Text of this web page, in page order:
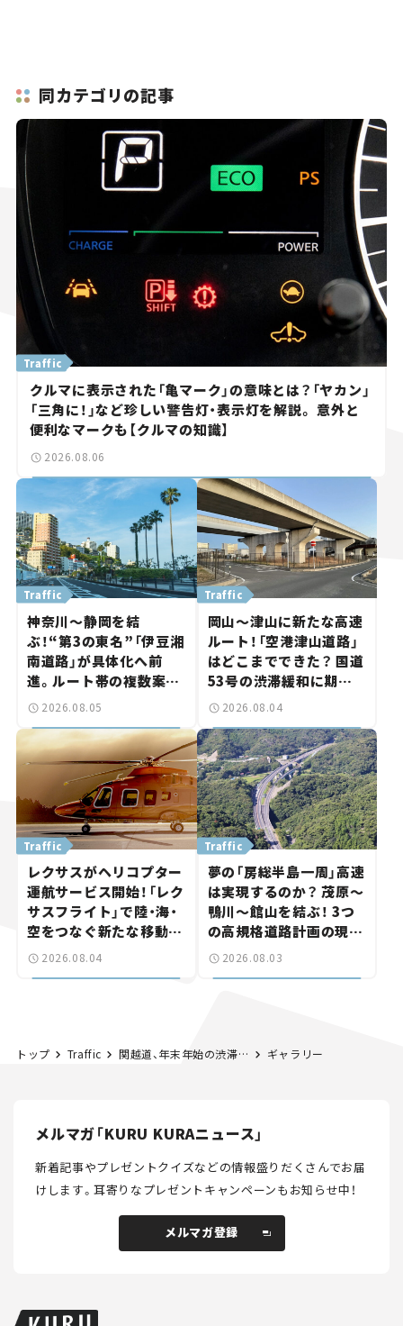
同カテゴリの記事
クルマに表示された「亀マーク」の意味とは？「ヤカン」
「三角に！」など珍しい警告灯・表示灯を解説。 意外と
便利なマークも【クルマの知識】
Traffic
2026.08.06
神奈川～静岡を結
ぶ！“第3の東名”「伊豆湘
南道路」が具体化へ前
進。ルート帯の複数案検
討へ。熱海まで信号ゼロ
道路計画】
Traffic
2026.08.05
岡山～津山に新たな高速
ルート！「空港津山道路」
はどこまでできた？ 国道
53号の渋滞緩和に期待。
岡山市側でも動きが【い
Traffic
2026.08.04
レクサスがヘリコプター
運航サービス開始！「レク
サスフライト」で陸・海・
空をつなぐ新たな移動体
験とは
Traffic
2026.08.04
夢の「房総半島一周」高速
は実現するのか？ 茂原～
鴨川～館山を結ぶ！ 3つ
の高規格道路計画の現
状。「館山鴨川道路」で検
Traffic
2026.08.03
トップ Traffic 関越道、年末年始の渋滞は上りの高坂SAで最大30km。下りでも高坂SAで最大20kmの予測【年末年始 渋滞予測2023-2024】 ギャラリー
メルマガ「KURU KURAニュース」
新着記事やプレゼントクイズなどの情報盛りだくさんでお届
けします。耳寄りなプレゼントキャンペーンもお知らせ中！
メルマガ登録